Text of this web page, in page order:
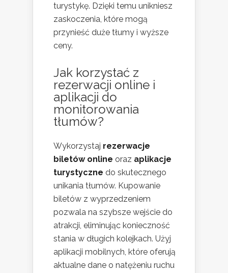
turystykę. Dzięki temu unikniesz
zaskoczenia, które mogą
przynieść duże tłumy i wyższe
ceny.
Jak korzystać z
rezerwacji online i
aplikacji do
monitorowania
tłumów?
Wykorzystaj rezerwacje
biletów online oraz aplikacje
turystyczne do skutecznego
unikania tłumów. Kupowanie
biletów z wyprzedzeniem
pozwala na szybsze wejście do
atrakcji, eliminując konieczność
stania w długich kolejkach. Użyj
aplikacji mobilnych, które oferują
aktualne dane o natężeniu ruchu